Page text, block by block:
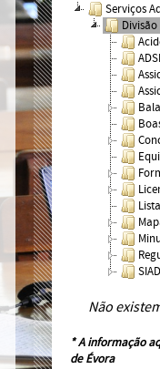
Serviços
Não
* A informação
de Évora